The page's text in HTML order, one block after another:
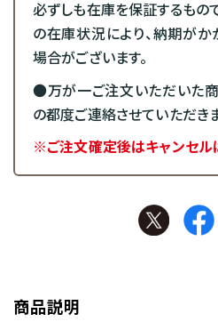
必ずしも在庫を保証するもの
の在庫状況により、納期が
場合がございます。
●万が一ご注文いただいた
の都度ご連絡させていただきま
※ご注文確定後はキャンセル
商品説明